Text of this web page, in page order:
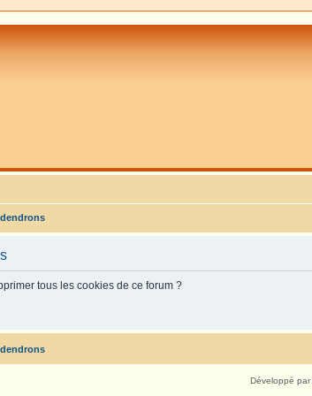
tous les cookies de ce forum ?
Développé par